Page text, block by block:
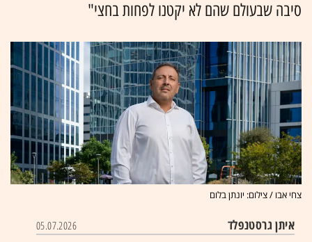
סיבה שבעולם שהם לא יקטנו לפחות בחצי"
צחי אבו / צילום: יונתן בלום
איתן גרסטנפלד 05.07.2026